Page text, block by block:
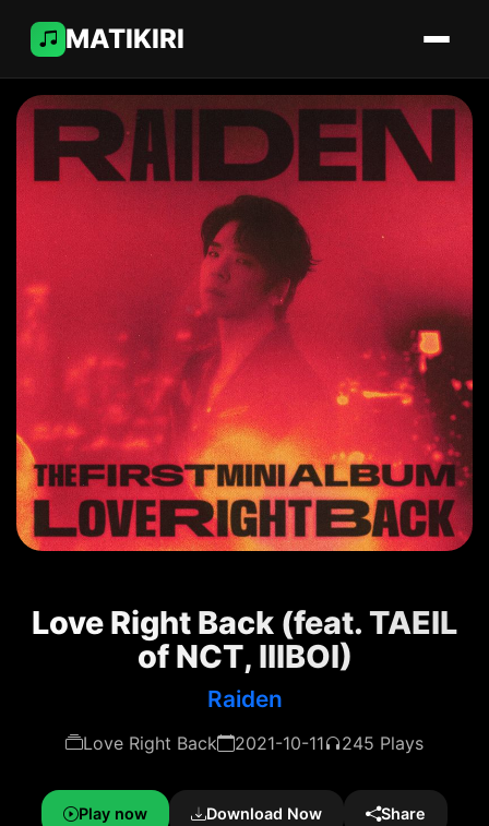
MATIKIRI
Love Right Back (feat. TAEIL
of NCT, lIlBOI)
Raiden
Love Right Back 2021-10-11 245 Plays
Play now Download Now Share